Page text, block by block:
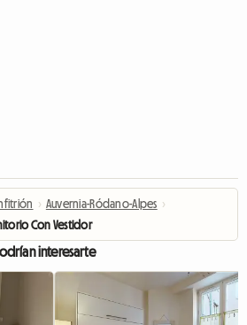
› Auvernia-Ródano-Alpes ›
Con Vestidor
interesarte